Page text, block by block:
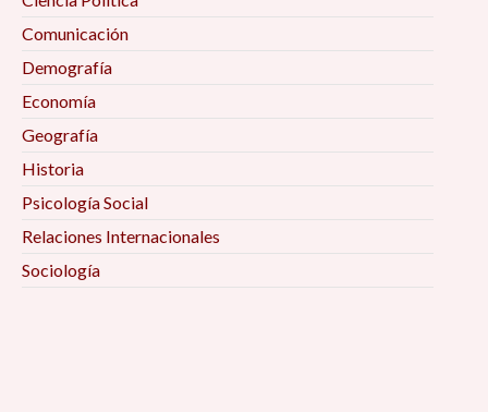
Comunicación
Demografía
Economía
Geografía
Historia
Psicología Social
Relaciones Internacionales
Sociología